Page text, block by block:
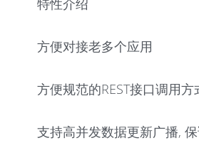
特性介绍
方便对接老多个应用
方便规范的REST接口调用
支持高并发数据更新广播,